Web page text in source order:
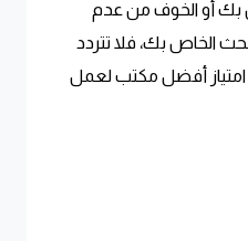
بك أو الخوف من عدم
الخاص بك، فلا تتردد
امتياز أفضل مكتب لعمل